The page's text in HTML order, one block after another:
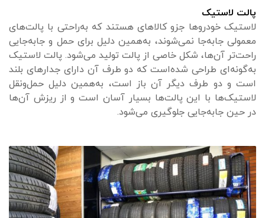
پالت لاستیک
لاستیک خودروها جزو کالاهای هستند که به‌راحتی با پالت‌های
معمولی جابه‌جا نمی‌شوند، به‌همین دلیل برای حمل و جابه‌جایی
راحت‌تر آن‌ها، شکل خاصی از پالت تولید می‌شود. پالت لاستیک
به‌گونه‌ای طراحی شده‌است که دو طرف آن دارای جدارهای بلند
است و دو طرف دیگر آن باز است، به‌همین دلیل حمل‌ونقل
لاستیک‌ها با این پالت‌ها بسیار آسان است و از ریزش آن‌ها
در حین جابه‌جایی جلوگیری می‌شود.